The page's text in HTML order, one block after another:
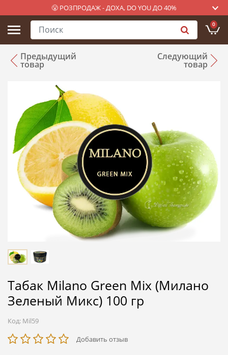
😤 РОЗПРОДАЖ - ДОХА, DO YOU ДО 40%
0
Предыдущий
товар
Следующий
товар
Табак Milano Green Mix (Милано
Зеленый Микс) 100 гр
Код: Mil59
Добавить отзыв